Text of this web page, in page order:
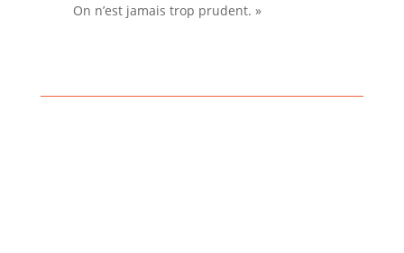
On n’est jamais trop prudent. »